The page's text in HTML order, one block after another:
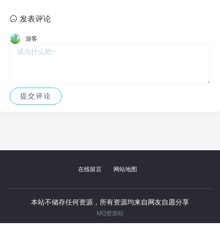
就不是对手。 即死チートが最強すぎて、
異世界のやつらがまるで相手にならない
んですが。在线播放_ 4K超清蓝光全集_内
封简体中文字幕_迅雷百度云夸克资源下载
发表评论
游客
在线留言 网站地图
本站不储存任何资源，所有资源均来自网友自愿分享
MQ资源站